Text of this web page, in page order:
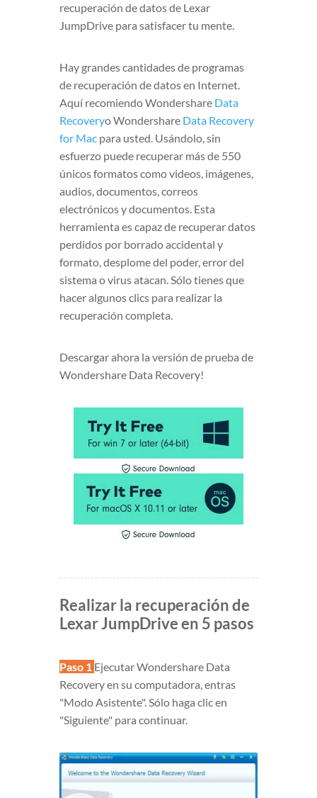
recuperación de datos de Lexar
JumpDrive para satisfacer tu mente.
Hay grandes cantidades de programas
de recuperación de datos en Internet.
Aquí recomiendo Wondershare Data
Recoveryo Wondershare Data Recovery
for Mac para usted. Usándolo, sin
esfuerzo puede recuperar más de 550
únicos formatos como videos, imágenes,
audios, documentos, correos
electrónicos y documentos. Esta
herramienta es capaz de recuperar datos
perdidos por borrado accidental y
formato, desplome del poder, error del
sistema o virus atacan. Sólo tienes que
hacer algunos clics para realizar la
recuperación completa.
Descargar ahora la versión de prueba de
Wondershare Data Recovery!
Realizar la recuperación de
Lexar JumpDrive en 5 pasos
Paso 1 Ejecutar Wondershare Data
Recovery en su computadora, entras
"Modo Asistente". Sólo haga clic en
"Siguiente" para continuar.